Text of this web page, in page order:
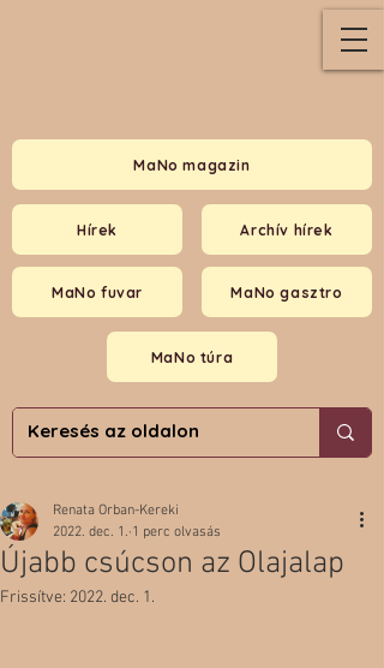
Hírek
MaNo magazin
MaNo fuvar MaNo gasztro
MaNo túra
Archív hírek
Újabb csúcson az Olajalap
Renata Orban-Kereki
2022. dec. 1. 1 perc olvasás
Frissítve: 2022. dec. 1.